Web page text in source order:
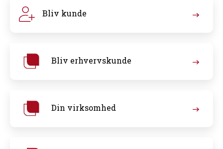
Bliv kunde
Bliv erhvervskunde
Din virksomhed